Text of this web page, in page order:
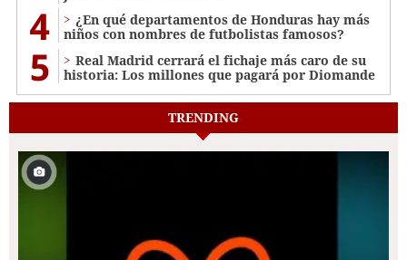
4
¿En qué departamentos de Honduras hay más
niños con nombres de futbolistas famosos?
5
Real Madrid cerrará el fichaje más caro de su
historia: Los millones que pagará por Diomande
TRENDING